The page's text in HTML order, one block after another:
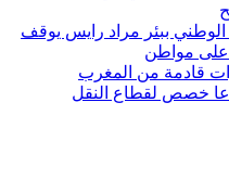
الدرك الوطني ببئر مراد رايس يوقف
قادمة من المغرب
خصص لقطاع النقل